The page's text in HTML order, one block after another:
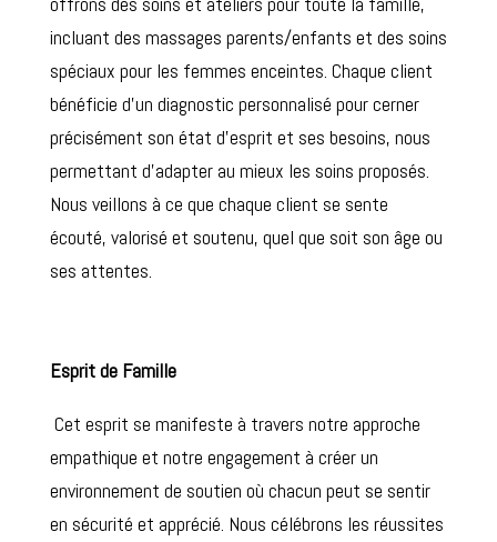
incluant des massages parents/enfants et des soins
spéciaux pour les femmes enceintes. Chaque client
bénéficie d’un diagnostic personnalisé pour cerner
précisément son état d’esprit et ses besoins, nous
permettant d’adapter au mieux les soins proposés.
Nous veillons à ce que chaque client se sente
écouté, valorisé et soutenu, quel que soit son âge ou
ses attentes.
Esprit de Famille
Cet esprit se manifeste à travers notre approche
empathique et notre engagement à créer un
environnement de soutien où chacun peut se sentir
en sécurité et apprécié. Nous célébrons les réussites